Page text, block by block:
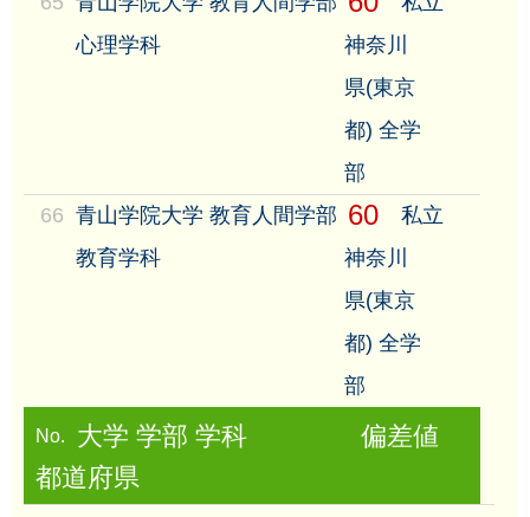
心理学科
神奈川
県(東京
都) 全学
部
66 青山学院大学 教育人間学部
教育学科
60
私立
神奈川
県(東京
都) 全学
部
No. 大学 学部 学科
偏差値
都道府県